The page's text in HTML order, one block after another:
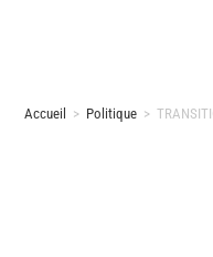
Accueil > Politique >